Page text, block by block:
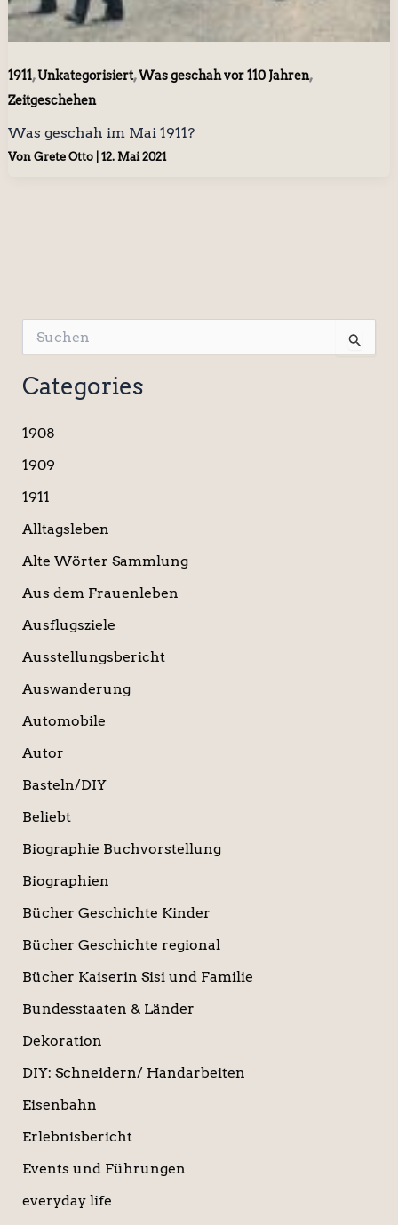
1911,Unkategorisiert,Was geschah vor 110 Jahren,
Zeitgeschehen
Was geschah im Mai 1911?
Von Grete Otto 12. Mai 2021
u
c
h
n
a
h
Categories
1908
1909
1911
Alltagsleben
Alte Wörter Sammlung
Aus dem Frauenleben
Ausflugsziele
Ausstellungsbericht
Auswanderung
Automobile
Autor
Basteln/DIY
Beliebt
Biographie Buchvorstellung
Biographien
Bücher Geschichte Kinder
Bücher Geschichte regional
Bücher Kaiserin Sisi und Familie
Bundesstaaten & Länder
Dekoration
DIY: Schneidern/ Handarbeiten
Eisenbahn
Erlebnisbericht
Events und Führungen
everyday life